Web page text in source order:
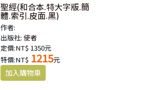
聖經(和合本.特大字版.簡
體.索引.皮面.黑)
作者:
出版社: 使者
定價:NT$ 1350元
特價:NT$ 1215元